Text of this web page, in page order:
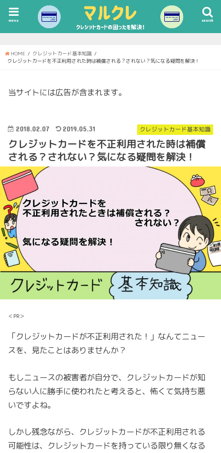
search
menu
HOME
クレジットカード基本知識
クレジットカードを不正利用された時は補償される？されない？気になる疑問を解決！
当サイトには広告が含まれます。
クレジットカード基本知識
2018.02.07 2019.05.31
クレジットカードを不正利用された時は補償
される？されない？気になる疑問を解決！
＜PR＞
「クレジットカードが不正利用された！」なんてニュー
スを、見たことはありませんか？
もしニュースの被害者が自分で、クレジットカードが知
らない人に勝手に使われたと考えると、怖くて気持ち悪
いですよね。
しかし残念ながら、クレジットカードが不正利用される
可能性は、クレジットカードを持っている限り無くなる